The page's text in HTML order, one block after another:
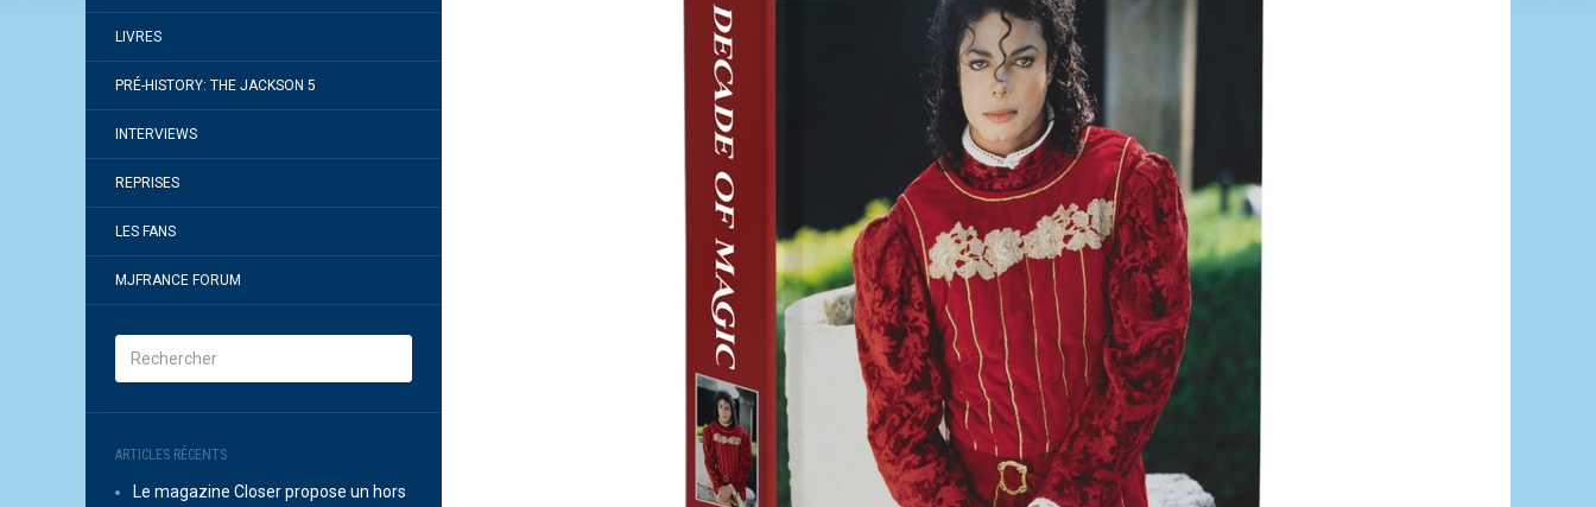
LIVRES
PRÉ-HISTORY: THE JACKSON 5
INTERVIEWS
REPRISES
LES FANS
MJFRANCE FORUM
ARTICLES RÉCENTS
Le magazine Closer propose un hors